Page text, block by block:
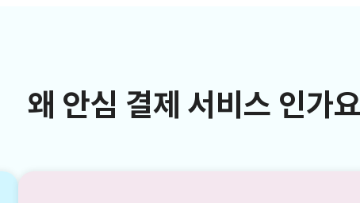
왜 안심 결제 서비스 인가